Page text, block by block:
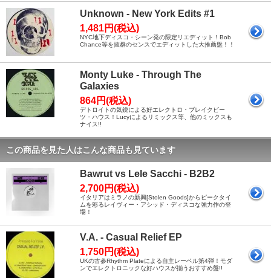
Unknown - New York Edits #1
1,481円(税込)
NYC地下ディスコ・シーン発の限定リエディット！Bob
Chance等を抜群のセンスでエディットした大推薦盤！！
Monty Luke - Through The
Galaxies
864円(税込)
デトロイトの気鋭による好エレクトロ・ブレイクビー
ツ・ハウス！Lucyによるリミックス等、他のミックスも
ナイス!!
この商品を見た人はこんな商品も見ています
Bawrut vs Lele Sacchi - B2B2
2,700円(税込)
イタリアはミラノの新興[Stolen Goods]からピークタイ
ムを彩るレイヴィー・アシッド・ディスコな強力作の登
場！
V.A. - Casual Relief EP
1,750円(税込)
UKの古参Rhythm Plateによる自主レーベル第4弾！モダ
ンでエレクトロニックな好ハウスが揃うおすすめ盤!!